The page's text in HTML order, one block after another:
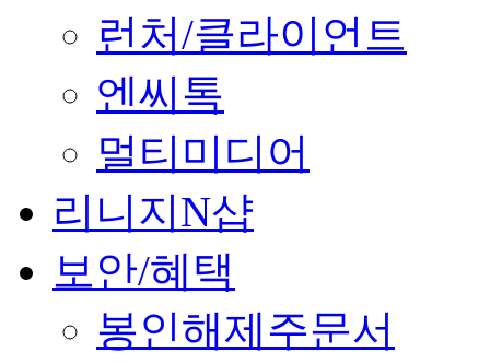
런처/클라이언트
엔씨톡
멀티미디어
리니지N샵
보안/혜택
봉인해제주문서